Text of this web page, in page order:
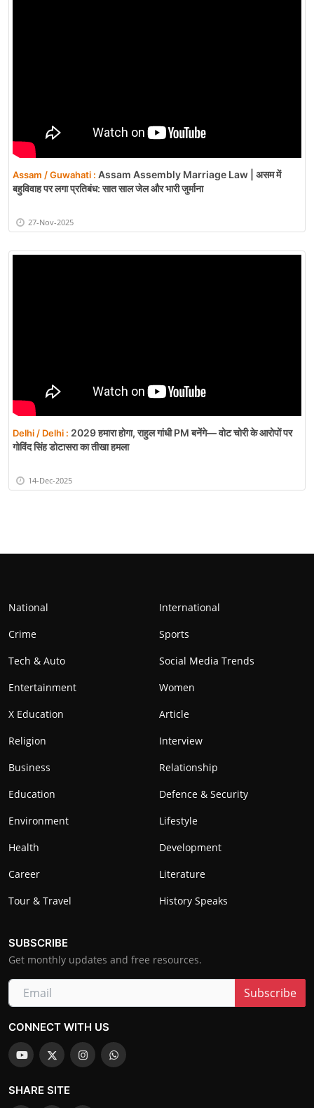
Assam / Guwahati : Assam Assembly Marriage Law | असम में
बहुविवाह पर लगा प्रतिबंध: सात साल जेल और भारी जुर्माना
27-Nov-2025
Delhi / Delhi : 2029 हमारा होगा, राहुल गांधी PM बनेंगे— वोट चोरी के आरोपों पर
गोविंद सिंह डोटासरा का तीखा हमला
14-Dec-2025
National
International
Crime
Sports
Tech & Auto
Social Media Trends
Entertainment
Women
X Education
Article
Religion
Interview
Business
Relationship
Education
Defence & Security
Environment
Lifestyle
Health
Development
Career
Literature
Tour & Travel
History Speaks
SUBSCRIBE
Get monthly updates and free resources.
Subscribe
CONNECT WITH US
SHARE SITE